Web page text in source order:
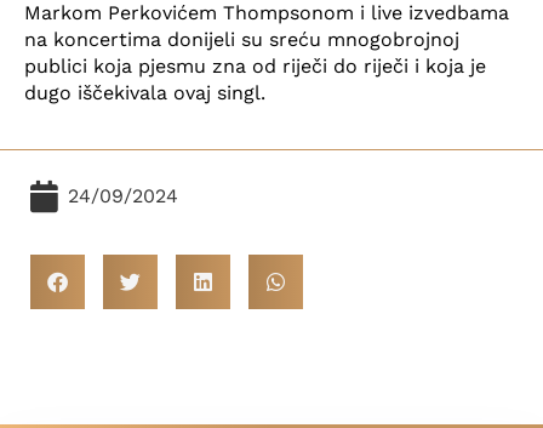
24/09/2024
Markom Perkovićem Thompsonom i live izvedbama
na koncertima donijeli su sreću mnogobrojnoj
publici koja pjesmu zna od riječi do riječi i koja je
dugo iščekivala ovaj singl.